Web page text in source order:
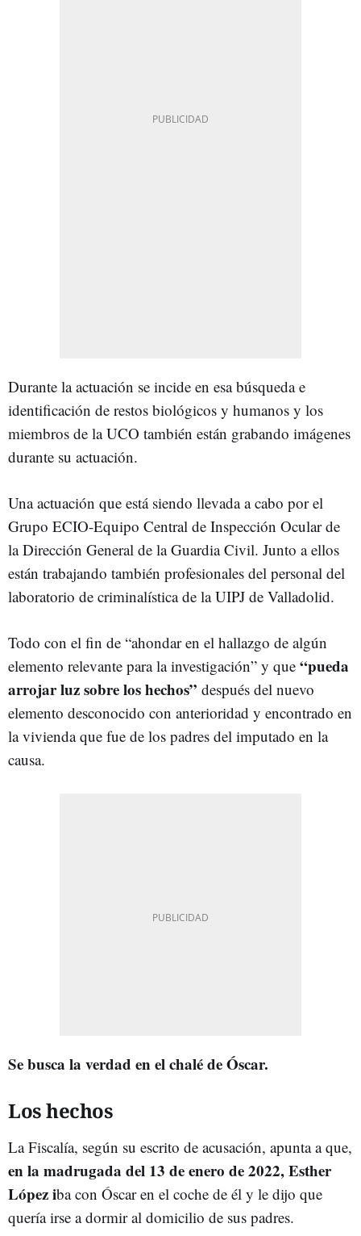
Durante la actuación se incide en esa búsqueda e
identificación de restos biológicos y humanos y los
miembros de la UCO también están grabando imágenes
durante su actuación.
Una actuación que está siendo llevada a cabo por el
Grupo ECIO-Equipo Central de Inspección Ocular de
la Dirección General de la Guardia Civil. Junto a ellos
están trabajando también profesionales del personal del
laboratorio de criminalística de la UIPJ de Valladolid.
Todo con el fin de “ahondar en el hallazgo de algún
elemento relevante para la investigación” y que “pueda
arrojar luz sobre los hechos” después del nuevo
elemento desconocido con anterioridad y encontrado en
la vivienda que fue de los padres del imputado en la
causa.
Se busca la verdad en el chalé de Óscar.
Los hechos
La Fiscalía, según su escrito de acusación, apunta a que,
en la madrugada del 13 de enero de 2022, Esther
López iba con Óscar en el coche de él y le dijo que
quería irse a dormir al domicilio de sus padres.